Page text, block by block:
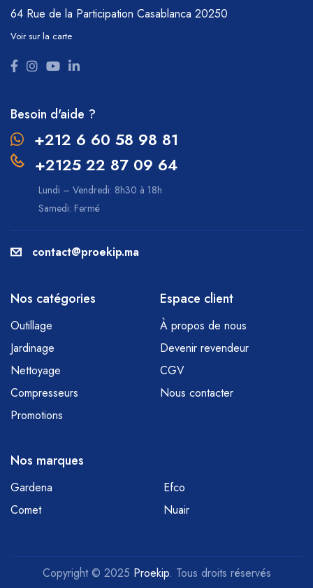
64 Rue de la Participation Casablanca 20250
Voir sur la carte
Besoin d'aide ?
+212 6 60 58 98 81
+2125 22 87 09 64
Lundi – Vendredi: 8h30 à 18h
Samedi: Fermé
contact@proekip.ma
Nos catégories
Outillage
Jardinage
Nettoyage
Compresseurs
Promotions
Espace client
À propos de nous
Devenir revendeur
CGV
Nous contacter
Nos marques
Gardena
Efco
Comet
Nuair
Copyright © 2025 Proekip. Tous droits réservés